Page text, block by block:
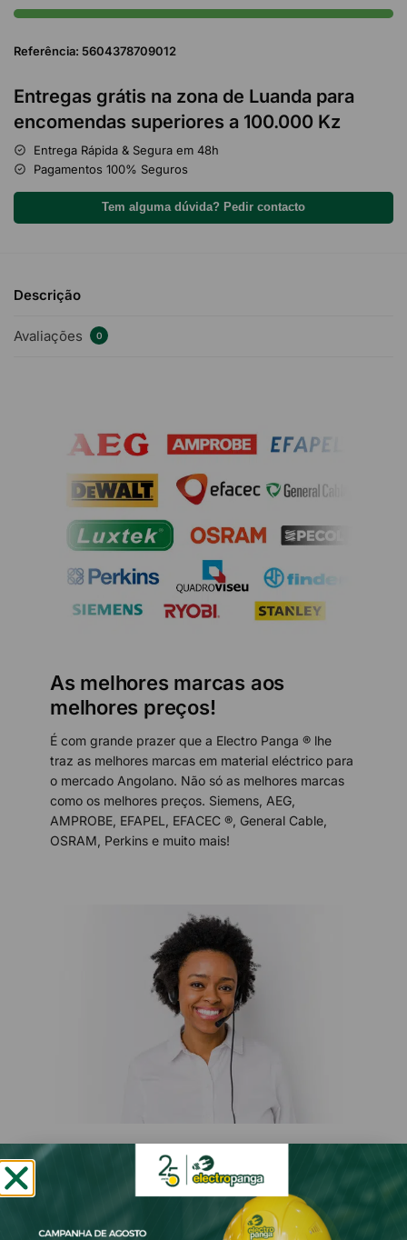
Referência: 5604378709012
Entregas grátis na zona de Luanda para
encomendas superiores a 100.000 Kz
Entrega Rápida & Segura em 48h
Pagamentos 100% Seguros
Tem alguma dúvida? Pedir contacto
Descrição
Avaliações 0
As melhores marcas aos
melhores preços!
É com grande prazer que a Electro Panga ® lhe
traz as melhores marcas em material eléctrico para
o mercado Angolano. Não só as melhores marcas
como os melhores preços. Siemens, AEG,
AMPROBE, EFAPEL, EFACEC ®, General Cable,
OSRAM, Perkins e muito mais!
Apoio ao Cliente & Pós-Venda
De pessoas para pessoas, na Electro Panga ® a
nossa prioridade número um é você!